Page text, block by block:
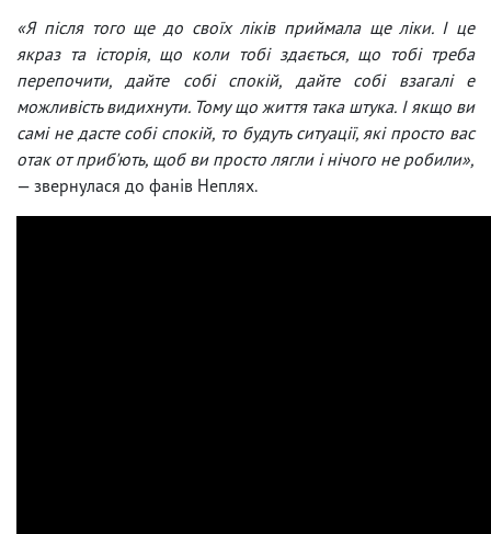
«Я після того ще до своїх ліків приймала ще ліки. І це
якраз та історія, що коли тобі здається, що тобі треба
перепочити, дайте собі спокій, дайте собі взагалі е
можливість видихнути. Тому що життя така штука. І якщо ви
самі не дасте собі спокій, то будуть ситуації, які просто вас
отак от приб'ють, щоб ви просто лягли і нічого не робили»,
— звернулася до фанів Неплях.